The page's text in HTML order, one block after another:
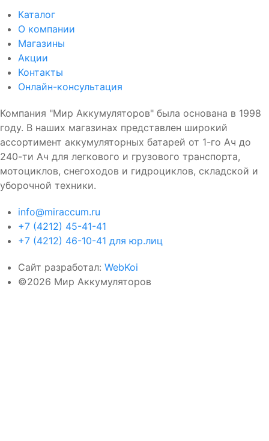
Каталог
О компании
Магазины
Акции
Контакты
Онлайн-консультация
Компания "Мир Аккумуляторов" была основана в 1998
году. В наших магазинах представлен широкий
ассортимент аккумуляторных батарей от 1-го Ач до
240-ти Ач для легкового и грузового транспорта,
мотоциклов, снегоходов и гидроциклов, складской и
уборочной техники.
info@miraccum.ru
+7 (4212) 45-41-41
+7 (4212) 46-10-41 для юр.лиц
Сайт разработал: WebKoi
©2026 Мир Аккумуляторов